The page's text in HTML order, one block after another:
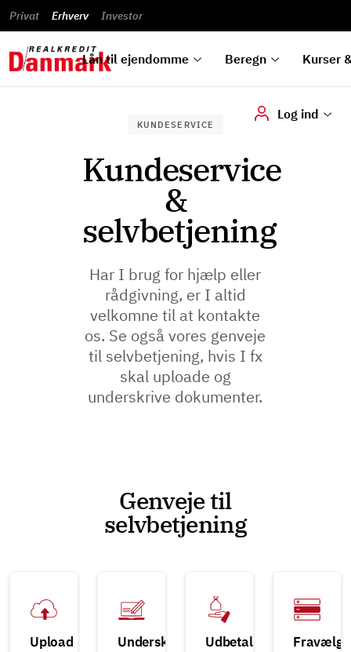
Privat Erhverv Investor
Lån til ejendomme Beregn Kurser
Log ind
Banklån
Alle
låntyper
Beregn
Beregn
lån
Renteprognose
Bestil
kursovervågning
Nyheder
og
analyser
Priser
&
vilkår
KUNDESERVICE
Kundeservice
&
selvbetjening
Har I brug for hjælp eller
rådgivning, er I altid
velkomne til at kontakte
os. Se også vores genveje
til selvbetjening, hvis I fx
skal uploade og
underskrive dokumenter.
Genveje til
selvbetjening
Upload
Underskriv
Udbetaling
Fravælg